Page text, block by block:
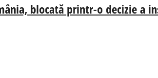
blocată printr-o decizie